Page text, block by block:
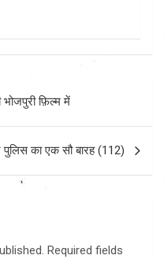
फ़िल्म में
पुलिस का एक सौ बारह (112)
Required fields